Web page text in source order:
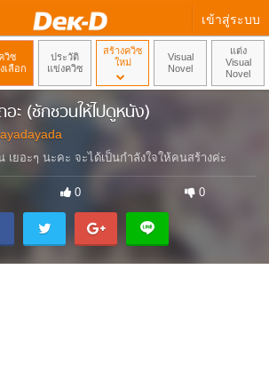
เข้าสู่ระบบ
ควิซ
เลือก
ประวัติ
แข่งควิซ
สร้างควิซ
ใหม่
Visual
Novel
แต่ง
Visual
Novel
อะ (ชักชวนให้ไปดูหนัง)
เยอะๆ นะคะ จะได้เป็นกำลังใจให้คนสร้างค่ะ
0 0